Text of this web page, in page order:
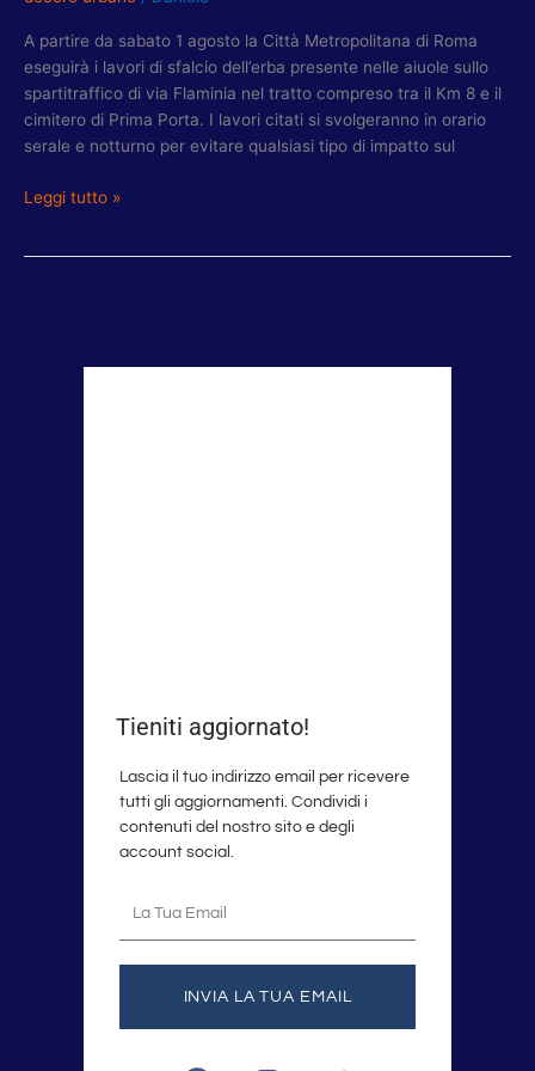
A partire da sabato 1 agosto la Città Metropolitana di Roma
eseguirà i lavori di sfalcio dell’erba presente nelle aiuole sullo
spartitraffico di via Flaminia nel tratto compreso tra il Km 8 e il
cimitero di Prima Porta. I lavori citati si svolgeranno in orario
serale e notturno per evitare qualsiasi tipo di impatto sul
Leggi tutto »
Tieniti aggiornato!
Lascia il tuo indirizzo email per ricevere
tutti gli aggiornamenti. Condividi i
contenuti del nostro sito e degli
account social.
INVIA LA TUA EMAIL